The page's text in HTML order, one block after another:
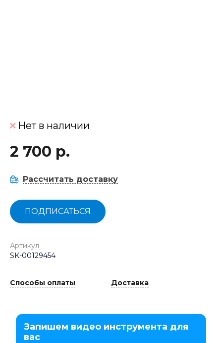
Нет в наличии
2 700 р.
Рассчитать доставку
ПОДПИСАТЬСЯ
Артикул
SK-00129454
Способы оплаты Доставка
Запишем видео инструмента для
вас